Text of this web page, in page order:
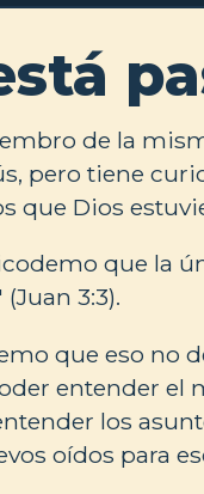
de la
pero tiene
que Dios
que la
3:3).
que eso no
entender el
los
oídos para